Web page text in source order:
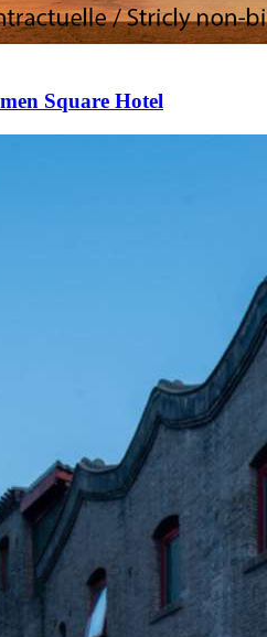
Square Hotel